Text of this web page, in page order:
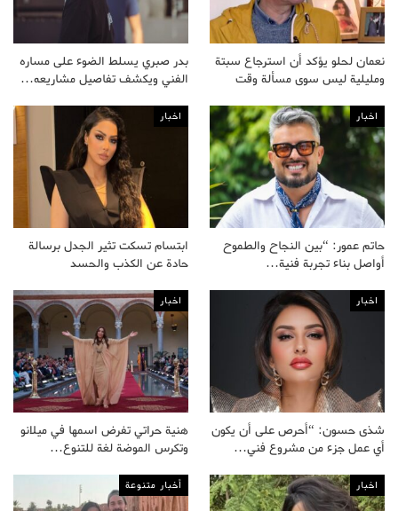
نعمان لحلو يؤكد أن استرجاع سبتة
ومليلية ليس سوى مسألة وقت
بدر صبري يسلط الضوء على مساره
الفني ويكشف تفاصيل مشاريعه…
اخبار
حاتم عمور: “بين النجاح والطموح
أواصل بناء تجربة فنية…
اخبار
ابتسام تسكت تثير الجدل برسالة
حادة عن الكذب والحسد
اخبار
شذى حسون: “أحرص على أن يكون
أي عمل جزء من مشروع فني…
اخبار
هنية حراتي تفرض اسمها في ميلانو
وتكرس الموضة لغة للتنوع…
اخبار أخبار متنوعة